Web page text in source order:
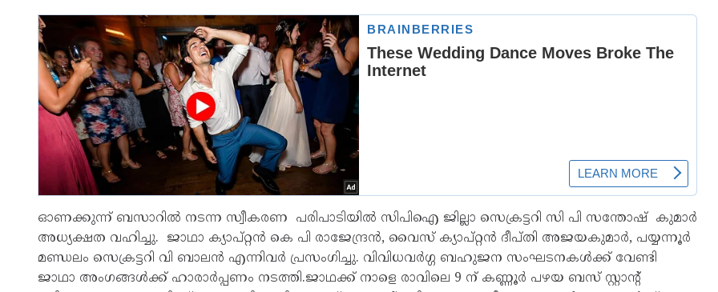
ഓണക്കുന്ന് ബസാറിൽ നടന്ന സ്വീകരണ പരിപാടിയിൽ സിപിഐ ജില്ലാ സെക്രട്ടറി സി പി സന്തോഷ് കുമാർ
അധ്യക്ഷത വഹിച്ചു. ജാഥാ ക്യാപ്റ്റൻ കെ പി രാജേന്ദ്രൻ, വൈസ് ക്യാപ്റ്റൻ ദീപ്തി അജയകുമാർ, പയ്യന്നൂർ
മണ്ഡലം സെക്രട്ടറി വി ബാലൻ എന്നിവർ പ്രസംഗിച്ചു. വിവിധവർഗ്ഗ ബഹുജന സംഘടനകൾക്ക് വേണ്ടി
ജാഥാ അംഗങ്ങൾക്ക് ഹാരാർപ്പണം നടത്തി.ജാഥക്ക് നാളെ രാവിലെ 9 ന് കണ്ണൂർ പഴയ ബസ് സ്റ്റാൻ്റ്